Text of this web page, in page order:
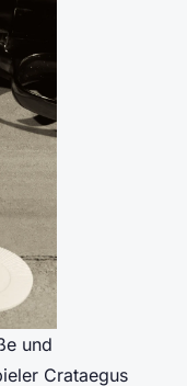
und
Crataegus